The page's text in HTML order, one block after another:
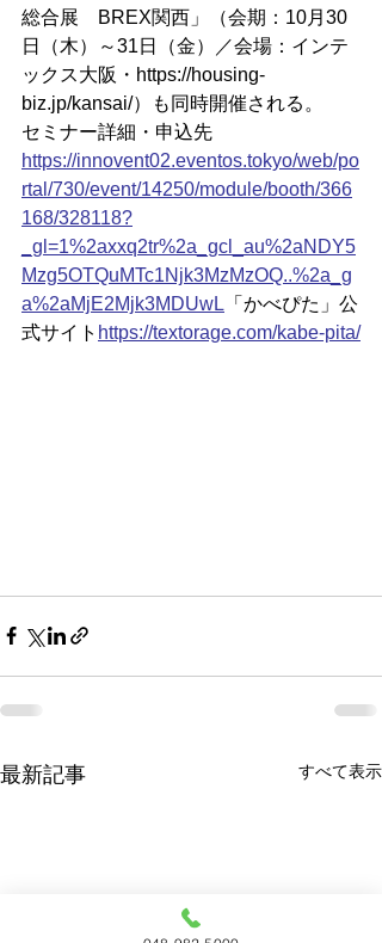
総合展　BREX関西」（会期：10月30
日（木）～31日（金）／会場：インテ
ックス大阪・ https://housing-
biz.jp/kansai/）も同時開催される。
セミナー詳細・申込先
https://innovent02.eventos.tokyo/web/po
rtal/730/event/14250/module/booth/366
168/328118?
_gl=1%2axxq2tr%2a_gcl_au%2aNDY5
Mzg5OTQuMTc1Njk3MzMzOQ..%2a_g
a%2aMjE2Mjk3MDUwL 「かべぴた」公
式サイト https://textorage.com/kabe-pita/
最新記事 すべて表示